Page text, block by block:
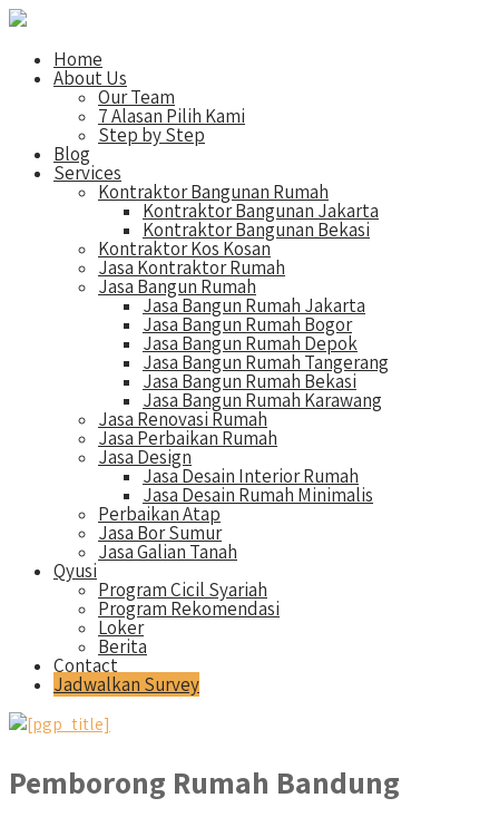
Home
About Us
Our Team
7 Alasan Pilih Kami
Step by Step
Blog
Services
Kontraktor Bangunan Rumah
Kontraktor Bangunan Jakarta
Kontraktor Bangunan Bekasi
Kontraktor Kos Kosan
Jasa Kontraktor Rumah
Jasa Bangun Rumah
Jasa Bangun Rumah Jakarta
Jasa Bangun Rumah Bogor
Jasa Bangun Rumah Depok
Jasa Bangun Rumah Tangerang
Jasa Bangun Rumah Bekasi
Jasa Bangun Rumah Karawang
Jasa Renovasi Rumah
Jasa Perbaikan Rumah
Jasa Design
Jasa Desain Interior Rumah
Jasa Desain Rumah Minimalis
Perbaikan Atap
Jasa Bor Sumur
Jasa Galian Tanah
Qyusi
Program Cicil Syariah
Program Rekomendasi
Loker
Berita
Contact
Jadwalkan Survey
Pemborong Rumah Bandung